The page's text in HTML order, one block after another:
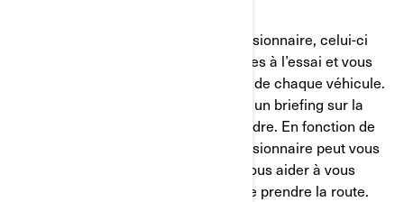
Lorsque vous arrivez chez le concessionnaire, celui-ci
vous présente les modèles disponibles à l’essai et vous
explique en détail le fonctionnement de chaque véhicule.
Il n’est pas rare non plus de recevoir un briefing sur la
sécurité, afin de savoir à quoi s’attendre. En fonction de
votre niveau d’expérience, le concessionnaire peut vous
proposer un cours d’initiation pour vous aider à vous
familiariser avec le véhicule avant de prendre la route.